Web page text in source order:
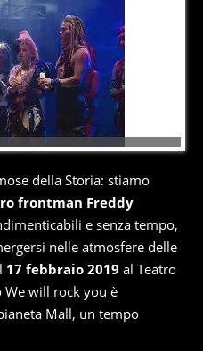
della Storia: stiamo
frontman Freddy
e senza tempo,
nelle atmosfere delle
17 febbraio 2019 al Teatro
will rock you è
Mall, un tempo